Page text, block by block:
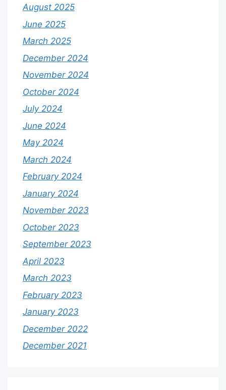
August 2025
June 2025
March 2025
December 2024
November 2024
October 2024
July 2024
June 2024
May 2024
March 2024
February 2024
January 2024
November 2023
October 2023
September 2023
April 2023
March 2023
February 2023
January 2023
December 2022
December 2021